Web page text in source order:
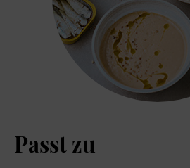
Passt zu